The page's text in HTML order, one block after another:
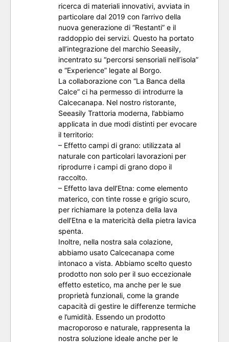
ricerca di materiali innovativi, avviata in
particolare dal 2019 con l’arrivo della
nuova generazione di “Restanti” e il
raddoppio dei servizi. Questo ha portato
all’integrazione del marchio Seeasily,
incentrato su “percorsi sensoriali nell’isola”
e “Experience” legate al Borgo.
La collaborazione con “La Banca della
Calce” ci ha permesso di introdurre la
Calcecanapa. Nel nostro ristorante,
Seeasily Trattoria moderna, l’abbiamo
applicata in due modi distinti per evocare
il territorio:
– Effetto campi di grano: utilizzata al
naturale con particolari lavorazioni per
riprodurre i campi di grano dopo il
raccolto.
– Effetto lava dell’Etna: come elemento
materico, con tinte rosse e grigio scuro,
per richiamare la potenza della lava
dell’Etna e la matericità della pietra lavica
spenta.
Inoltre, nella nostra sala colazione,
abbiamo usato Calcecanapa come
intonaco a vista. Abbiamo scelto questo
prodotto non solo per il suo eccezionale
effetto estetico, ma anche per le sue
proprietà funzionali, come la grande
capacità di gestire le differenze termiche
e l’umidità. Essendo un prodotto
macroporoso e naturale, rappresenta la
nostra soluzione ideale anche per le